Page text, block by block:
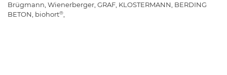
Brügmann, Wienerberger, GRAF, KLOSTERMANN, BERDING
BETON, biohort®,